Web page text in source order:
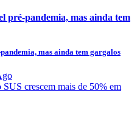
pré-pandemia, mas ainda tem
mas ainda tem gargalos